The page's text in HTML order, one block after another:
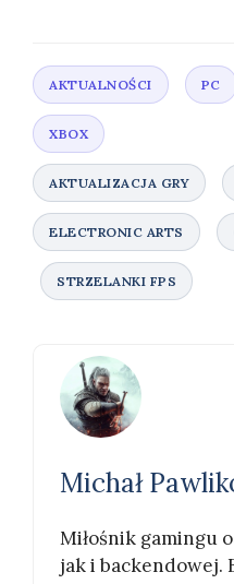
Michał
Miłośnik gamingu
jak i backendowej.